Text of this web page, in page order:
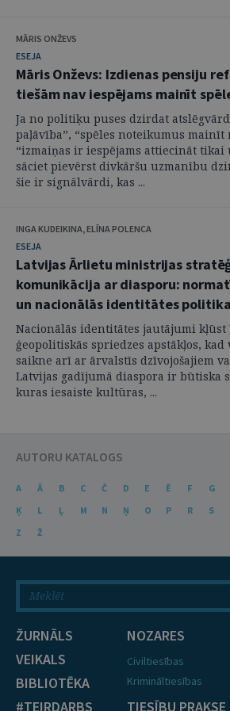
MĀRIS ONŽEVS
ESEJA
Māris Onževs: Izdienas pensiju
tiešām nav iespējams mainīt
Ja no politiķu puses dzirdat
paļāvība”, “spēles noteikumus mainīt
“izmaiņas ir iespējams attiecināt tikai
sāciet pievērst divkāršu uzmanību
šie ir signālvārdi, kas ...
INGA KUDEIKINA, ELĪNA POLENCA
ESEJA
Latvijas Ārlietu ministrijas
komunikācija ar diasporu:
un nacionālās identitātes
Nacionālās identitātes jautājumi
ģeopolitiskās spriedzes apstākļos,
saikne arī ar ārvalstīs dzīvojošajiem
Latvijas gadījumā diaspora ir būtiska
kuras iesaiste kultūras, ...
AUTORU KATALOGS
A Ā B C Č D E Ē F G
Ķ
L Ļ M N Ņ O P R S
Z
Ž
ŽURNĀLS
VEIKALS
BIBLIOTĒKA
#TEIRDARBS
NOZARES
Civiltiesības
Krimināltiesības
TIESĪBU PRAKSE